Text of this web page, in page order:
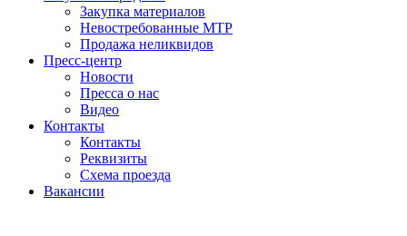
Закупка материалов
Невостребованные МТР
Продажа неликвидов
Пресс-центр
Новости
Пресса о нас
Видео
Контакты
Контакты
Реквизиты
Схема проезда
Вакансии